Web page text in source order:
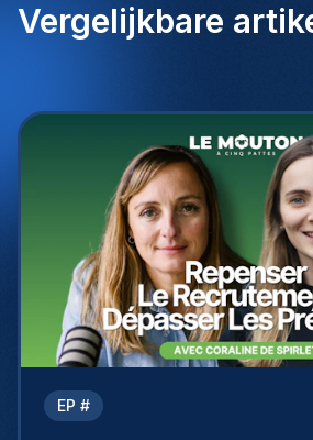
Vergelijkbare
EP #